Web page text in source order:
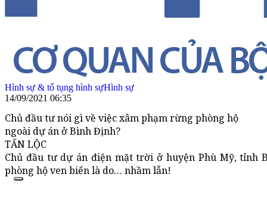
Hình sự & tố tụng hình sựHình sự
14/09/2021 06:35
Chủ đầu tư nói gì về việc xâm phạm rừng phòng hộ
ngoài dự án ở Bình Định?
TẤN LỘC
Chủ đầu tư dự án điện mặt trời ở huyện Phù Mỹ,
phòng hộ ven biển là do… nhầm lẫn!